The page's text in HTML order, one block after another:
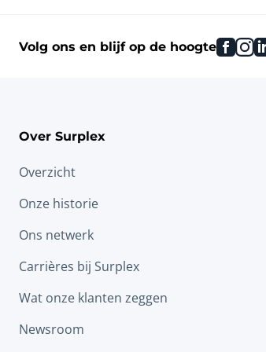
Volg ons en blijf op de hoogte
Over Surplex
Overzicht
Onze historie
Ons netwerk
Carrières bij Surplex
Wat onze klanten zeggen
Newsroom